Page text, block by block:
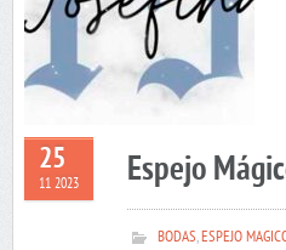
25
11 2023 Espejo
BODAS,ESPEJO